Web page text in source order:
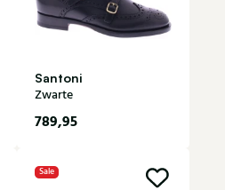
Santoni
Zwarte
789,95
Sale